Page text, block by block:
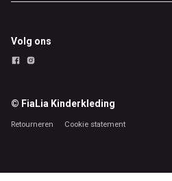
Volg ons
© FiaLia Kinderkleding
Retourneren Cookie statement